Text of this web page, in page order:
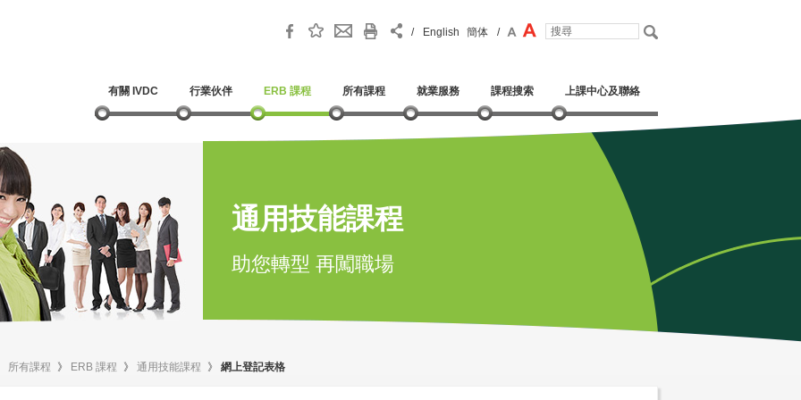
/ English 簡体 /
有關 IVDC 行業伙伴 ERB 課程 所有課程 就業服務 課程搜索 上課中心及聯絡
通用技能課程
助您轉型 再闖職場
所有課程 》 ERB 課程 》 通用技能課程 》 網上登記表格